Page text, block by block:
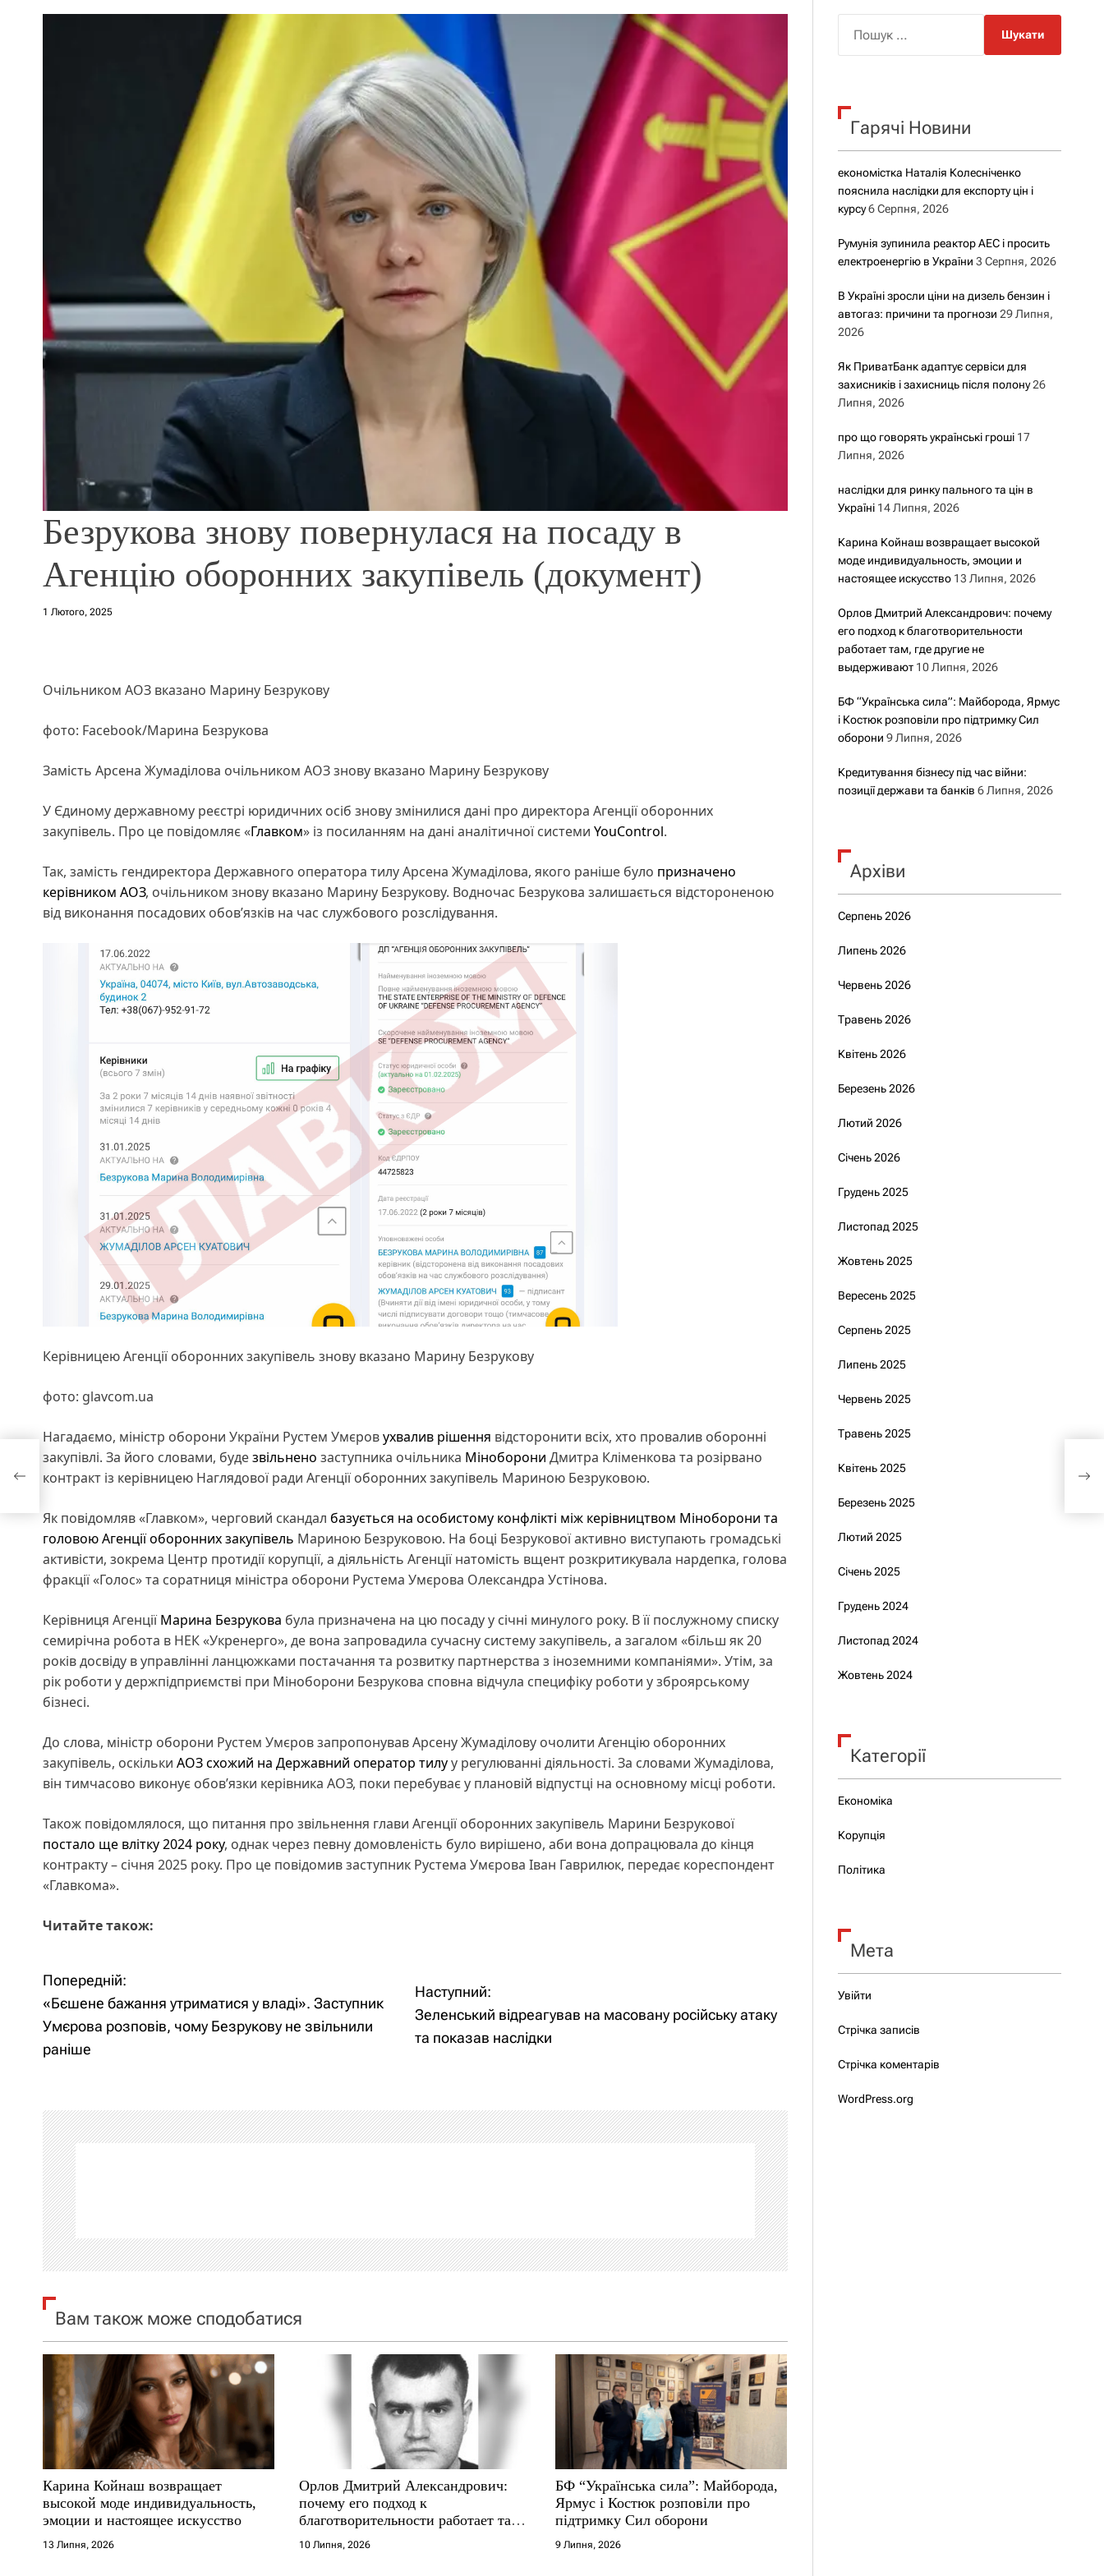
р
о
у
Безрукова знову повернулася на посаду в
Агенцію оборонних закупівель (документ)
1 Лютого, 2025
Очільником АОЗ вказано Марину Безрукову
фото: Facebook/Марина Безрукова
Замість Арсена Жумаділова очільником АОЗ знову вказано Марину Безрукову
У Єдиному державному реєстрі юридичних осіб знову змінилися дані про директора Агенції оборонних
закупівель. Про це повідомляє «Главком» із посиланням на дані аналітичної системи YouControl.
Так, замість гендиректора Державного оператора тилу Арсена Жумаділова, якого раніше було призначено
керівником АОЗ, очільником знову вказано Марину Безрукову. Водночас Безрукова залишається відстороненою
від виконання посадових обов’язків на час службового розслідування.
Керівницею Агенції оборонних закупівель знову вказано Марину Безрукову
фото: glavcom.ua
Нагадаємо, міністр оборони України Рустем Умєровухвалив рішення відсторонити всіх, хто провалив оборонні
закупівлі. За його словами, будезвільнено заступника очільника Міноборони Дмитра Кліменкова та розірвано
контракт із керівницею Наглядової ради Агенції оборонних закупівель Мариною Безруковою.
Як повідомляв «Главком», черговий скандал базується на особистому конфлікті між керівництвом Міноборони та
головою Агенції оборонних закупівель Мариною Безруковою. На боці Безрукової активно виступають громадські
активісти, зокрема Центр протидії корупції, а діяльність Агенції натомість вщент розкритикувала нардепка, голова
фракції «Голос» та соратниця міністра оборони Рустема Умєрова Олександра Устінова.
Керівниця АгенціїМарина Безрукова була призначена на цю посаду у січні минулого року. В її послужному списку
семирічна робота в НЕК «Укренерго», де вона запровадила сучасну систему закупівель, а загалом «більш як 20
років досвіду в управлінні ланцюжками постачання та розвитку партнерства з іноземними компаніями». Утім, за
рік роботи у держпідприємстві при Міноборони Безрукова сповна відчула специфіку роботи у зброярському
бізнесі.
До слова, міністр оборони Рустем Умєров запропонував Арсену Жумаділову очолити Агенцію оборонних
закупівель, оскільки АОЗ схожий на Державний оператор тилуу регулюванні діяльності. За словами Жумаділова,
він тимчасово виконує обов’язки керівника АОЗ, поки перебуває у плановій відпустці на основному місці роботи.
Також повідомлялося, що питання про звільнення глави Агенції оборонних закупівель Марини Безрукової
постало ще влітку 2024 року, однак через певну домовленість було вирішено, аби вона допрацювала до кінця
контракту – січня 2025 року. Про це повідомив заступник Рустема Умєрова Іван Гаврилюк, передає кореспондент
«Главкома».
Читайте також:
Н
а
в
г
а
ц
і
я
з
а
і
в
Попередній:
«Бєшене бажання утриматися у владі». Заступник
Умєрова розповів, чому Безрукову не звільнили
раніше
Наступний:
Зеленський відреагував на масовану російську атаку
та показав наслідки
Вам також може сподобатися
Карина Койнаш возвращает
высокой моде индивидуальность,
эмоции и настоящее искусство
13 Липня, 2026
Орлов Дмитрий Александрович:
почему его подход к
благотворительности работает там,
где другие не выдерживают
10 Липня, 2026
БФ “Українська сила”: Майборода,
Ярмус і Костюк розповіли про
підтримку Сил оборони
9 Липня, 2026
к
Гарячі Новини
економістка Наталія Колесніченко
пояснила наслідки для експорту цін і
курсу 6 Серпня, 2026
Румунія зупинила реактор АЕС і просить
електроенергію в України 3 Серпня, 2026
В Україні зросли ціни на дизель бензин і
автогаз: причини та прогнози 29 Липня,
2026
Як ПриватБанк адаптує сервіси для
захисників і захисниць після полону 26
Липня, 2026
про що говорять українські гроші 17
Липня, 2026
наслідки для ринку пального та цін в
Україні 14 Липня, 2026
Карина Койнаш возвращает высокой
моде индивидуальность, эмоции и
настоящее искусство 13 Липня, 2026
Орлов Дмитрий Александрович: почему
его подход к благотворительности
работает там, где другие не
выдерживают 10 Липня, 2026
БФ “Українська сила”: Майборода, Ярмус
і Костюк розповіли про підтримку Сил
оборони 9 Липня, 2026
Кредитування бізнесу під час війни:
позиції держави та банків 6 Липня, 2026
Архіви
Серпень 2026
Липень 2026
Червень 2026
Травень 2026
Квітень 2026
Березень 2026
Лютий 2026
Січень 2026
Грудень 2025
Листопад 2025
Жовтень 2025
Вересень 2025
Серпень 2025
Липень 2025
Червень 2025
Травень 2025
Квітень 2025
Березень 2025
Лютий 2025
Січень 2025
Грудень 2024
Листопад 2024
Жовтень 2024
Категорії
Економіка
Корупція
Політика
Мета
Увійти
Стрічка записів
Стрічка коментарів
WordPress.org